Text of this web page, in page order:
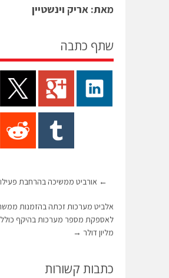
מאת: אריק וינשטיין
שתף כתבה
← אורביט ממשיכה בהרחבת
אלביט מערכות זכתה בהזמנות
מליון דולר →
כתבות קשורות